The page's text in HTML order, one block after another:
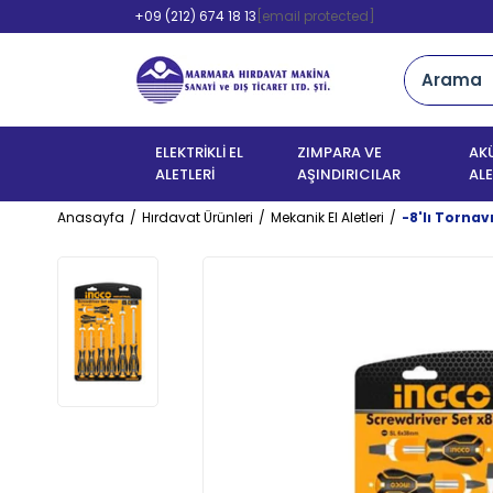
+09 (212) 674 18 13 [email protected]
ELEKTRİKLİ EL
ALETLERİ
ZIMPARA VE
AŞINDIRICILAR
Anasayfa Hırdavat Ürünleri Mekanik El Aletleri -8'lı